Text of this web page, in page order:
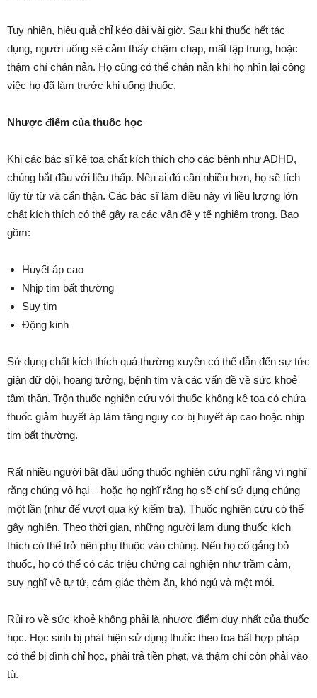
Tuy nhiên, hiệu quả chỉ kéo dài vài giờ. Sau khi thuốc hết tác
dụng, người uống sẽ cảm thấy chậm chạp, mất tập trung, hoặc
thậm chí chán nản. Họ cũng có thể chán nản khi họ nhìn lại công
việc họ đã làm trước khi uống thuốc.
Nhược điểm của thuốc học
Khi các bác sĩ kê toa chất kích thích cho các bệnh như ADHD,
chúng bắt đầu với liều thấp. Nếu ai đó cần nhiều hơn, họ sẽ tích
lũy từ từ và cẩn thận. Các bác sĩ làm điều này vì liều lượng lớn
chất kích thích có thể gây ra các vấn đề y tế nghiêm trọng. Bao
gồm:
Huyết áp cao
Nhịp tim bất thường
Suy tim
Động kinh
Sử dụng chất kích thích quá thường xuyên có thể dẫn đến sự tức
giận dữ dội, hoang tưởng, bệnh tim và các vấn đề về sức khoẻ
tâm thần. Trộn thuốc nghiên cứu với thuốc không kê toa có chứa
thuốc giảm huyết áp làm tăng nguy cơ bị huyết áp cao hoặc nhịp
tim bất thường.
Rất nhiều người bắt đầu uống thuốc nghiên cứu nghĩ rằng vì nghĩ
rằng chúng vô hại – hoặc họ nghĩ rằng họ sẽ chỉ sử dụng chúng
một lần (như để vượt qua kỳ kiểm tra). Thuốc nghiên cứu có thể
gây nghiện. Theo thời gian, những người lạm dụng thuốc kích
thích có thể trở nên phụ thuộc vào chúng. Nếu họ cố gắng bỏ
thuốc, họ có thể có các triệu chứng cai nghiện như trầm cảm,
suy nghĩ về tự tử, cảm giác thèm ăn, khó ngủ và mệt mỏi.
Rủi ro về sức khoẻ không phải là nhược điểm duy nhất của thuốc
học. Học sinh bị phát hiện sử dụng thuốc theo toa bất hợp pháp
có thể bị đình chỉ học, phải trả tiền phạt, và thậm chí còn phải vào
tù.